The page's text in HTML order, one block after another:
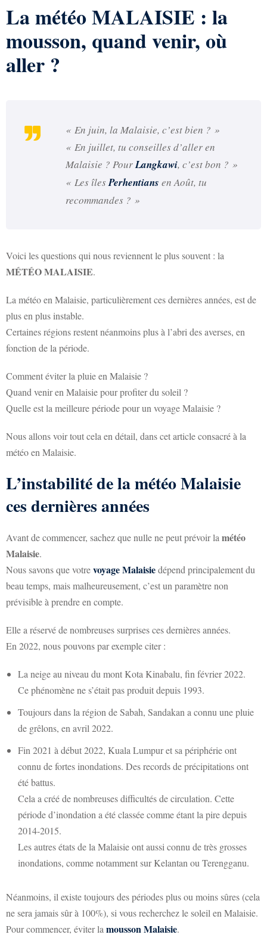
La météo MALAISIE : la
mousson, quand venir, où
aller ?
« En juin, la Malaisie, c’est bien ? »
« En juillet, tu conseilles d’aller en
Malaisie ? PourLangkawi, c’est bon ? »
« Les îlesPerhentians en Août, tu
recommandes ? »
Voici les questions qui nous reviennent le plus souvent : la
MÉTÉO MALAISIE.
La météo en Malaisie, particulièrement ces dernières années, est de
plus en plus instable.
Certaines régions restent néanmoins plus à l’abri des averses, en
fonction de la période.
Comment éviter la pluie en Malaisie ?
Quand venir en Malaisie pour profiter du soleil ?
Quelle est la meilleure période pour un voyage Malaisie ?
Nous allons voir tout cela en détail, dans cet article consacré à la
météo en Malaisie.
L’instabilité de la météo Malaisie
ces dernières années
Avant de commencer, sachez que nulle ne peut prévoir la météo
Malaisie.
Nous savons que votrevoyage Malaisiedépend principalement du
beau temps, mais malheureusement, c’est un paramètre non
prévisible à prendre en compte.
Elle a réservé de nombreuses surprises ces dernières années.
En 2022, nous pouvons par exemple citer :
La neige au niveau du mont Kota Kinabalu, fin février 2022.
Ce phénomène ne s’était pas produit depuis 1993.
Toujours dans la région de Sabah, Sandakan a connu une pluie
de grêlons, en avril 2022.
Fin 2021 à début 2022, Kuala Lumpur et sa périphérie ont
connu de fortes inondations. Des records de précipitations ont
été battus.
Cela a créé de nombreuses difficultés de circulation. Cette
période d’inondation a été classée comme étant la pire depuis
2014-2015.
Les autres états de la Malaisie ont aussi connu de très grosses
inondations, comme notamment sur Kelantan ou Terengganu.
Néanmoins, il existe toujours des périodes plus ou moins sûres (cela
ne sera jamais sûr à 100%), si vous recherchez le soleil en Malaisie.
Pour commencer, éviter la mousson Malaisie.